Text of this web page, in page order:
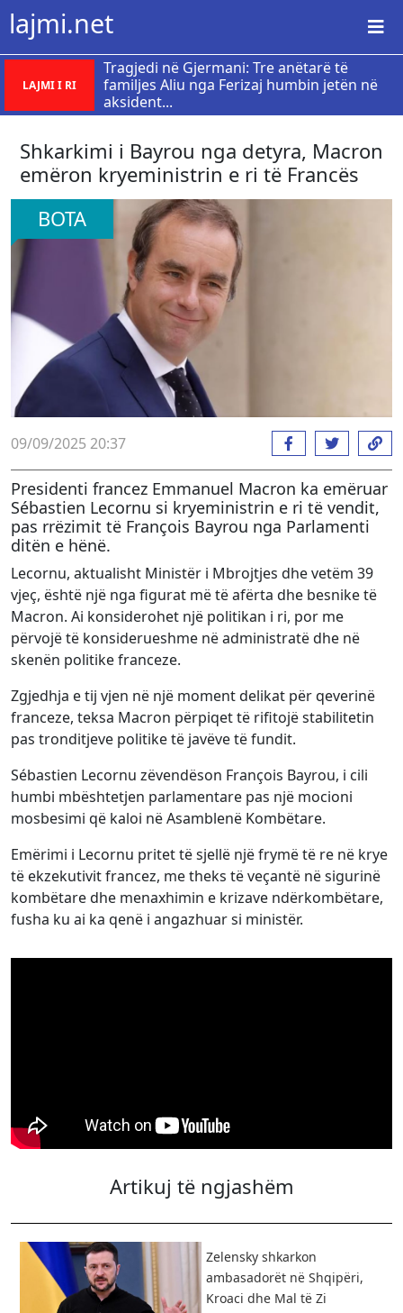
lajmi.net
LAJMI I RI
Tragjedi në Gjermani: Tre anëtarë të
familjes Aliu nga Ferizaj humbin jetën në
aksident...
Shkarkimi i Bayrou nga detyra, Macron
emëron kryeministrin e ri të Francës
BOTA
09/09/2025 20:37
Presidenti francez Emmanuel Macron ka emëruar
Sébastien Lecornu si kryeministrin e ri të vendit,
pas rrëzimit të François Bayrou nga Parlamenti
ditën e hënë.
Lecornu, aktualisht Ministër i Mbrojtjes dhe vetëm 39
vjeç, është një nga figurat më të afërta dhe besnike të
Macron. Ai konsiderohet një politikan i ri, por me
përvojë të konsiderueshme në administratë dhe në
skenën politike franceze.
Zgjedhja e tij vjen në një moment delikat për qeverinë
franceze, teksa Macron përpiqet të rifitojë stabilitetin
pas tronditjeve politike të javëve të fundit.
Sébastien Lecornu zëvendëson François Bayrou, i cili
humbi mbështetjen parlamentare pas një mocioni
mosbesimi që kaloi në Asamblenë Kombëtare.
Emërimi i Lecornu pritet të sjellë një frymë të re në krye
të ekzekutivit francez, me theks të veçantë në sigurinë
kombëtare dhe menaxhimin e krizave ndërkombëtare,
fusha ku ai ka qenë i angazhuar si ministër.
Artikuj të ngjashëm
Zelensky shkarkon
ambasadorët në Shqipëri,
Kroaci dhe Mal të Zi